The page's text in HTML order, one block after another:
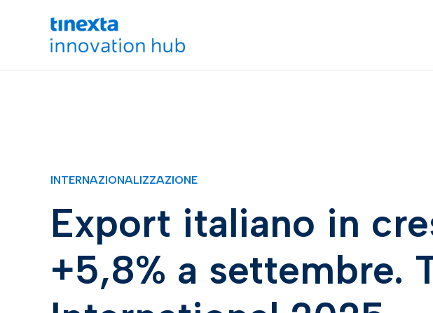
INTERNAZIONALIZZAZIONE
Export italiano in
+5,8% a settembre.